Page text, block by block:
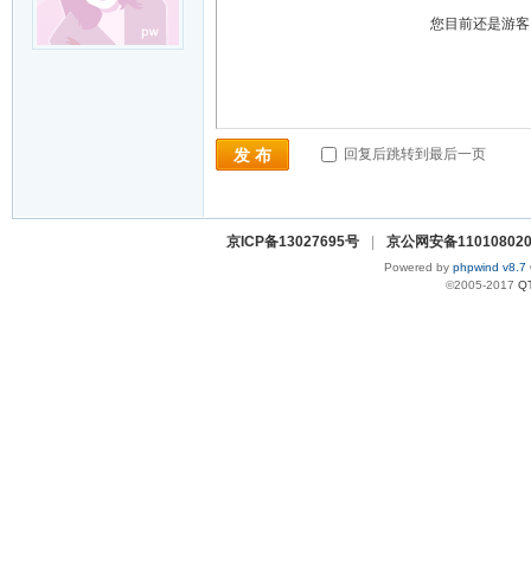
您目前还是游
发 布 回复后跳转到最后一页
京ICP备13027695号 京公网安备
Powered by phpwind v8.7
©2005-2017